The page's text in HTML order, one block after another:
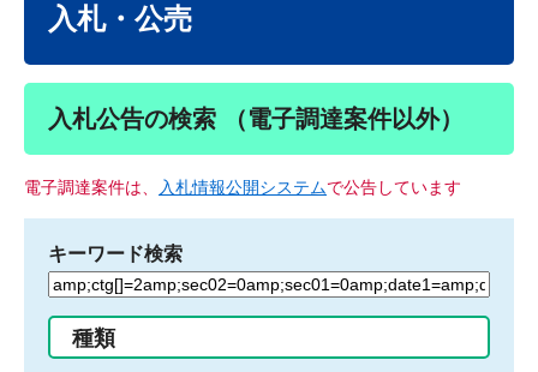
入札・公売
入札公告の検索 （電子調達案件以外）
電子調達案件は、 入札情報公開システムで公告しています
キーワード検索
検
る
種類